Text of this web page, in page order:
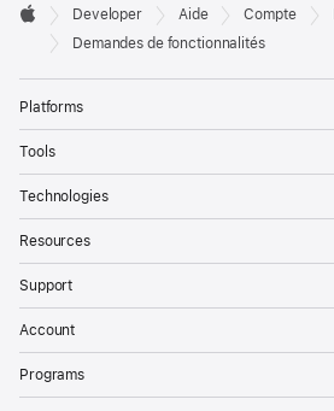
Footer

Apple
Developer Aide Compte
Demandes de fonctionnalités
Platforms
Tools
Technologies
Resources
Support
Account
Programs